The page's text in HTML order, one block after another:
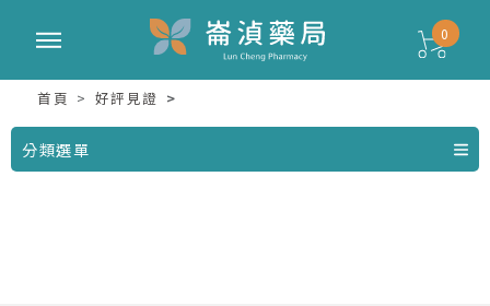
0
首頁 好評見證
分類選單